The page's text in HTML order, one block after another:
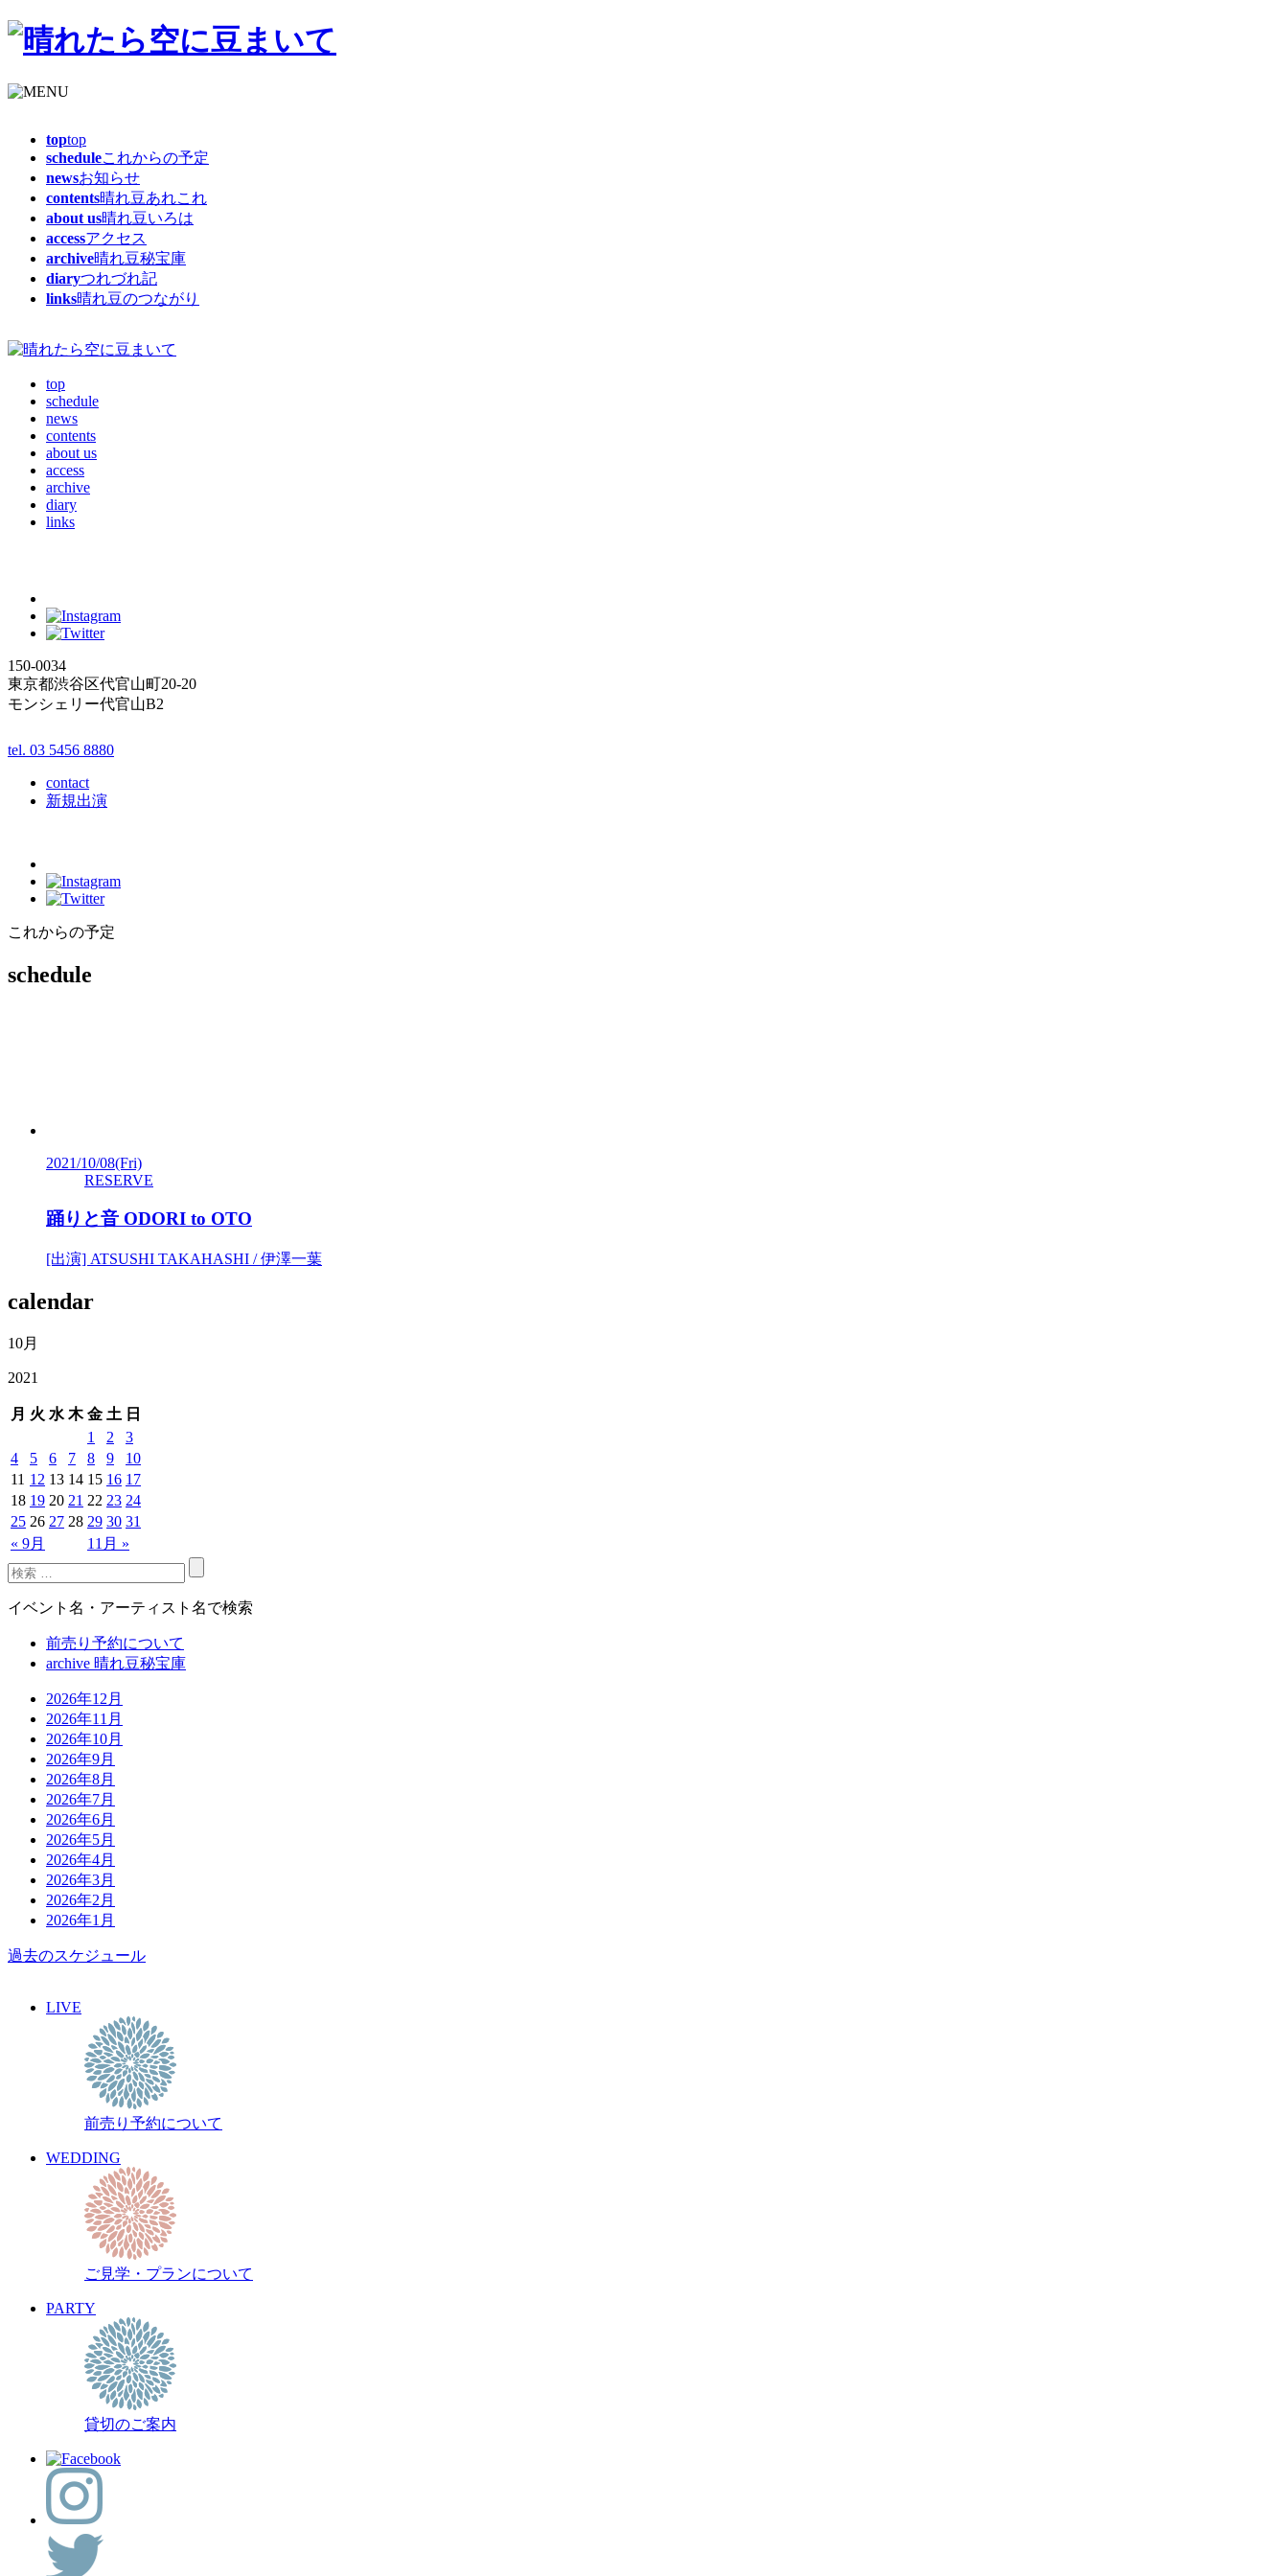
toptop
scheduleこれからの予定
newsお知らせ
contents晴れ豆あれこれ
about us晴れ豆いろは
accessアクセス
archive晴れ豆秘宝庫
diaryつれづれ記
links晴れ豆のつながり
top
schedule
news
contents
about us
access
archive
diary
links
150-0034
東京都渋谷区代官山町20-20
モンシェリー代官山B2
tel. 03 5456 8880
contact
新規出演
これからの予定
schedule
2021/10/08(Fri)
RESERVE
踊りと音 ODORI to OTO
[出演] ATSUSHI TAKAHASHI / 伊澤一葉
calendar
10月
2021
月 火 水 木 金 土 日
« 9月 11月 »
1 2
3
4
5 6 7 8 9
10
11 12 13 14 15 16 17
18 19 20 21 22 23 24
25 26 27 28 29 30 31
イベント名・アーティスト名で検索
前売り予約について
archive 晴れ豆秘宝庫
2026年12月
2026年11月
2026年10月
2026年9月
2026年8月
2026年7月
2026年6月
2026年5月
2026年4月
2026年3月
2026年2月
2026年1月
過去のスケジュール
LIVE
前売り予約について
WEDDING
ご見学・プランについて
PARTY
貸切のご案内